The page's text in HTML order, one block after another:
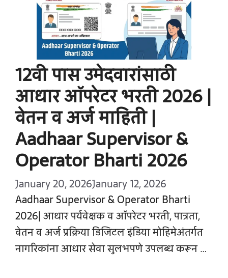
12वी पास उमेदवारांसाठी
आधार ऑपरेटर भरती 2026 |
वेतन व अर्ज माहिती |
Aadhaar Supervisor &
Operator Bharti 2026
January 20, 2026January 12, 2026
Aadhaar Supervisor & Operator Bharti
2026| आधार पर्यवेक्षक व ऑपरेटर भरती, पात्रता,
वेतन व अर्ज प्रक्रिया डिजिटल इंडिया मोहिमेअंतर्गत
नागरिकांना आधार सेवा सुलभपणे उपलब्ध करून …